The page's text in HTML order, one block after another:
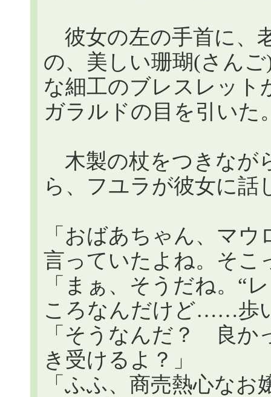
彼女の左の手首に、
の、美しい珊瑚(さん
な細工のブレスレット
ガラルドの目を引いた
木製の杖をつきなが
ら、フユラが彼女に話
「おばあちゃん、マ
言っていたよね。そこ
「まぁ、そうだね。“
ころなんだけど……歩
「そうなんだ？ 良か
き受けるよ？」
「ふふ、商売熱心な